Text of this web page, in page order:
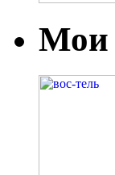
Мои